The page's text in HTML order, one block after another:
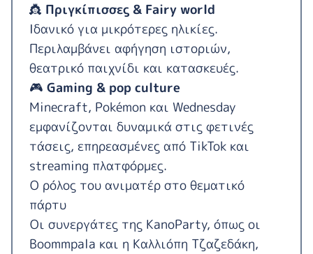
👸 Πριγκίπισσες & Fairy world
Ιδανικό για μικρότερες ηλικίες.
Περιλαμβάνει αφήγηση ιστοριών,
θεατρικό παιχνίδι και κατασκευές.
🎮 Gaming & pop culture
Minecraft, Pokémon και Wednesday
εμφανίζονται δυναμικά στις φετινές
τάσεις, επηρεασμένες από TikTok και
streaming πλατφόρμες.
Ο ρόλος του ανιματέρ στο θεματικό
πάρτυ
Οι συνεργάτες της KanoParty, όπως οι
Boommpala και η Καλλιόπη Τζαζεδάκη,